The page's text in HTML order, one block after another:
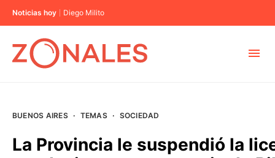
Noticias hoy Diego Milito
BUENOS AIRES · TEMAS · SOCIEDAD
La Provincia le suspendió la